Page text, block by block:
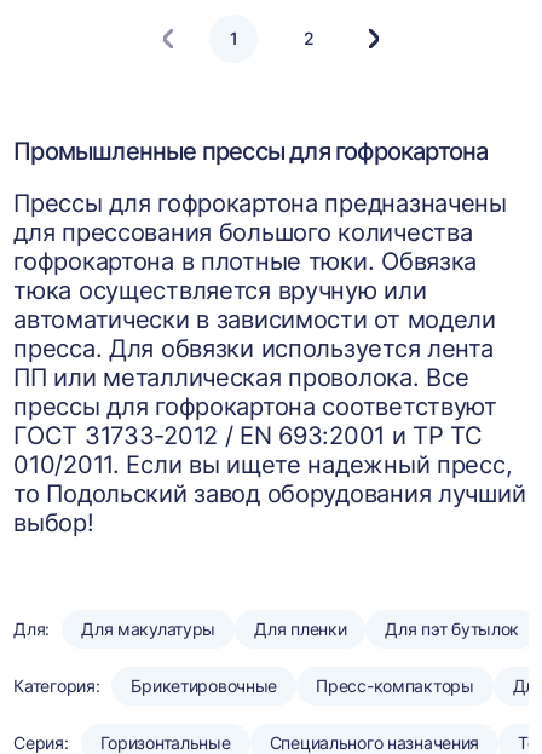
1 2
Следующая
Промышленные прессы для гофрокартона
Прессы для гофрокартона предназначены
для прессования большого количества
гофрокартона в плотные тюки. Обвязка
тюка осуществляется вручную или
автоматически в зависимости от модели
пресса. Для обвязки используется лента
ПП или металлическая проволока. Все
прессы для гофрокартона соответствуют
ГОСТ 31733-2012 / EN 693:2001 и ТР ТС
010/2011. Если вы ищете надежный пресс,
то Подольский завод оборудования лучший
выбор!
Для: Для макулатуры Для пленки Для пэт бутылок
Категория: Брикетировочные Пресс-компакторы
Серия: Горизонтальные Специального назначения